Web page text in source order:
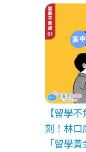
【留學
刻！林口
「留學黃